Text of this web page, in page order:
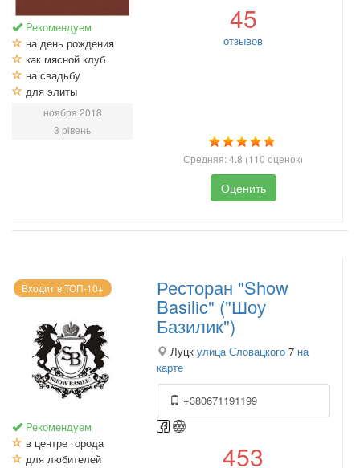
Рекомендуем
на день рождения
как мясной клуб
на свадьбу
для элиты
ноября 2018
3 рівень
45
отзывов
Средняя:4.8 (110 оценок)
Оценить
Входит в ТОП-10+
Рекомендуем
в центре города
для любителей
Ресторан "Show
Basilic" ("Шоу
Базилик")
Луцк улица Словацкого 7 на
карте
+380671191199
453